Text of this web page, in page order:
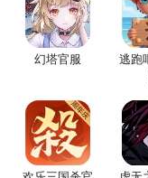
幻塔官服
逃跑